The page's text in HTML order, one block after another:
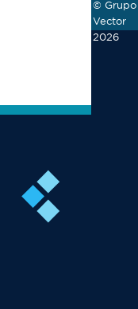
© Grupo
Vector
2026